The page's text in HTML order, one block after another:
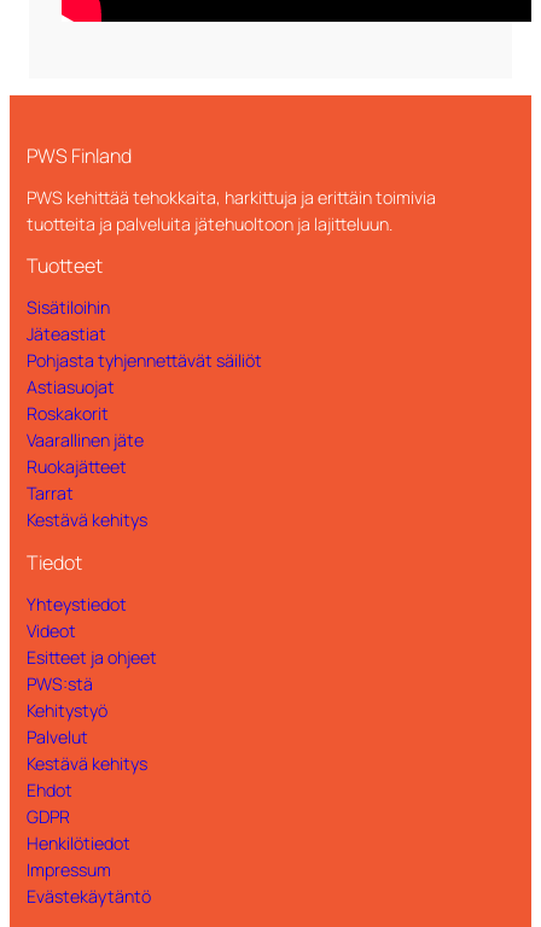
PWS Finland
PWS kehittää tehokkaita, harkittuja ja erittäin toimivia
tuotteita ja palveluita jätehuoltoon ja lajitteluun.
Tuotteet
Sisätiloihin
Jäteastiat
Pohjasta tyhjennettävät säiliöt
Astiasuojat
Roskakorit
Vaarallinen jäte
Ruokajätteet
Tarrat
Kestävä kehitys
Tiedot
Yhteystiedot
Videot
Esitteet ja ohjeet
PWS:stä
Kehitystyö
Palvelut
Kestävä kehitys
Ehdot
GDPR
Henkilötiedot
Impressum
Evästekäytäntö